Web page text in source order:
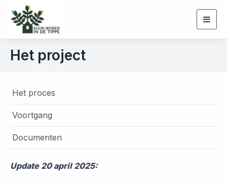
Het project
Het proces
Voortgang
Documenten
Update 20 april2025: